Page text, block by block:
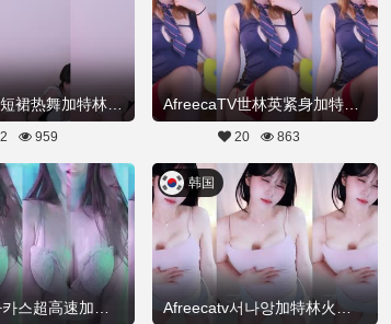
BJ拉雅包臀短裙热舞加特林20260325舞蹈剪辑
959
AfreecaTV世林英紧身加特林热舞20260316舞蹈剪辑
20 863
Afreecatv서나앙加特林火车摇20260314Hot Dance
韩国